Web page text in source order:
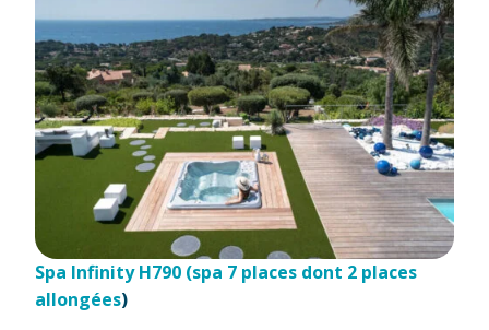
Spa Infinity H790 (spa 7 places dont 2 places
allongées)